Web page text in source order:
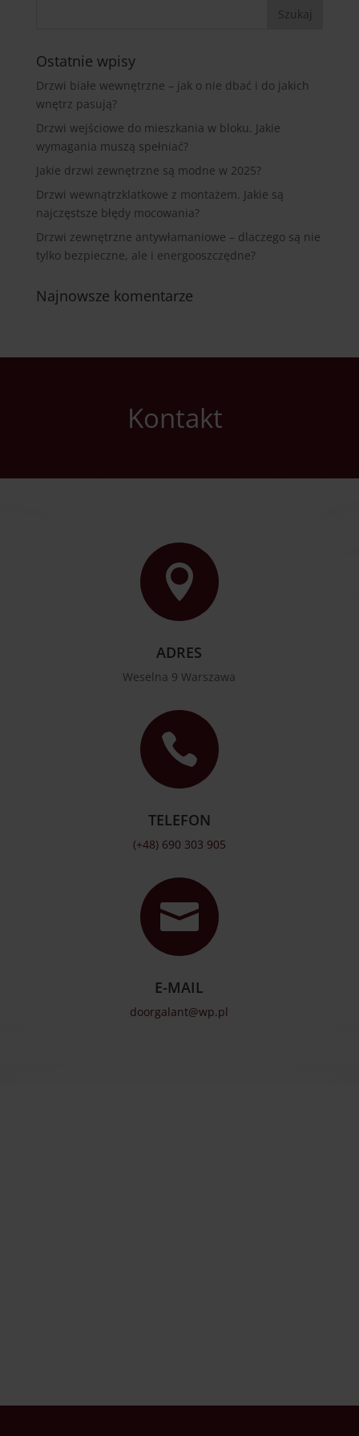
Ostatnie wpisy
Drzwi białe wewnętrzne – jak o nie dbać i do jakich
wnętrz pasują?
Drzwi wejściowe do mieszkania w bloku. Jakie
wymagania muszą spełniać?
Jakie drzwi zewnętrzne są modne w 2025?
Drzwi wewnątrzklatkowe z montażem. Jakie są
najczęstsze błędy mocowania?
Drzwi zewnętrzne antywłamaniowe – dlaczego są nie
tylko bezpieczne, ale i energooszczędne?
Najnowsze komentarze
Kontakt

ADRES
Weselna 9 Warszawa

TELEFON
(+48) 690 303 905

E-MAIL
doorgalant@wp.pl